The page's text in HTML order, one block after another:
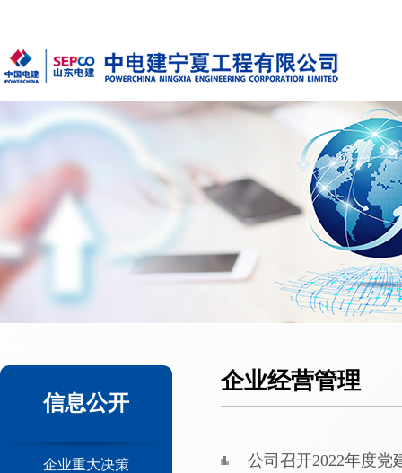
信息公开
企业重大决策
企业经营管理
公司召开2022年度党